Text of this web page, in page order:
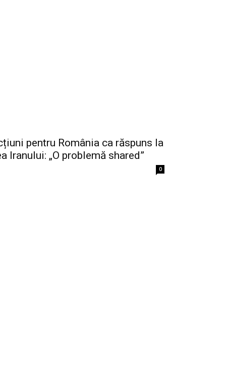
pentru România ca răspuns la
Iranului: „O problemă shared”
0